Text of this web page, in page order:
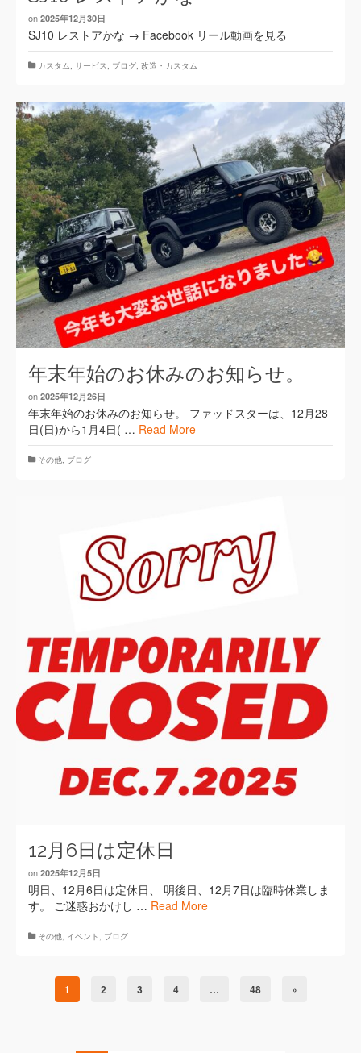
on 2025年12月30日
SJ10 レストアかな → Facebook リール動画を見る
カスタム, サービス, ブログ, 改造・カスタム
年末年始のお休みのお知らせ。
on 2025年12月26日
年末年始のお休みのお知らせ。 ファッドスターは、12月28
日(日)から1月4日( … Read More
その他, ブログ
12月6日は定休日
on 2025年12月5日
明日、12月6日は定休日、 明後日、12月7日は臨時休業しま
す。 ご迷惑おかけし … Read More
その他, イベント , ブログ
1 2 3 4 … 48 »